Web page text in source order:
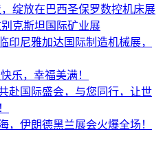
绽放在巴西圣保罗数控机床展
克斯坦国际矿业展
印尼雅加达国际制造机械展，
乐，幸福美满！
赴国际盛会，与您同行，让世
，伊朗德黑兰展会火爆全场！